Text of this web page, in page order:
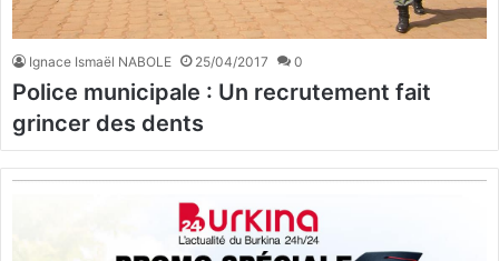
Ignace Ismaël NABOLE 25/04/2017 0
Police municipale : Un recrutement fait
grincer des dents